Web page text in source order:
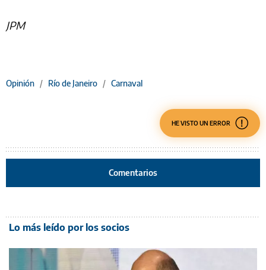
JPM
Opinión / Río de Janeiro / Carnaval
HE VISTO UN ERROR
Comentarios
Lo más leído por los socios